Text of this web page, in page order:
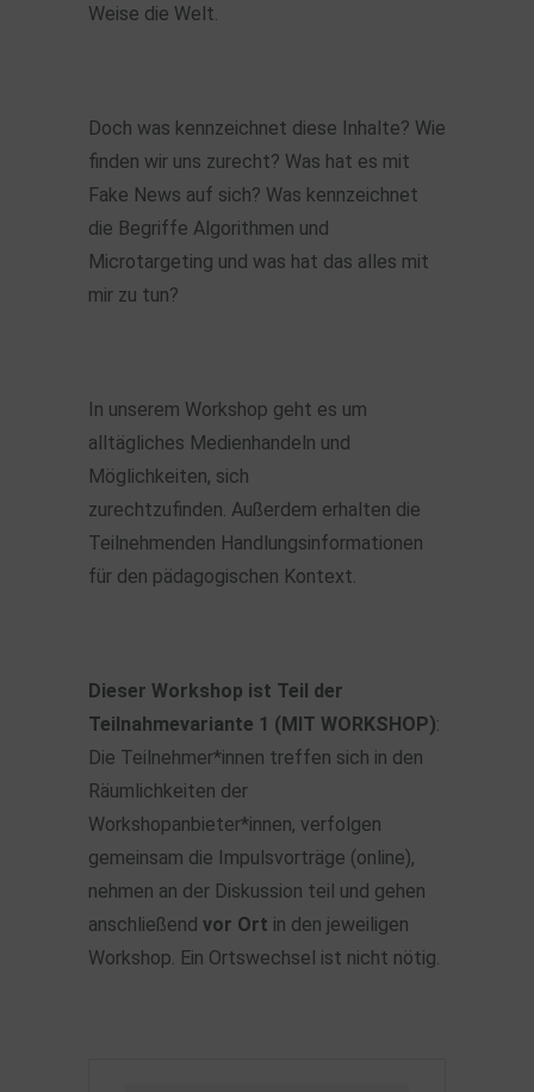
Weise die Welt.
Doch was kennzeichnet diese Inhalte? Wie
finden wir uns zurecht? Was hat es mit
Fake News auf sich? Was kennzeichnet
die Begriffe Algorithmen und
Microtargeting und was hat das alles mit
mir zu tun?
In unserem Workshop geht es um
alltägliches Medienhandeln und
Möglichkeiten, sich
zurechtzufinden. Außerdem erhalten die
Teilnehmenden Handlungsinformationen
für den pädagogischen Kontext.
Dieser Workshop ist Teil der
Teilnahmevariante 1 (MIT WORKSHOP):
Die Teilnehmer*innen treffen sich in den
Räumlichkeiten der
Workshopanbieter*innen, verfolgen
gemeinsam die Impulsvorträge (online),
nehmen an der Diskussion teil und gehen
anschließend vor Ort in den jeweiligen
Workshop. Ein Ortswechsel ist nicht nötig.